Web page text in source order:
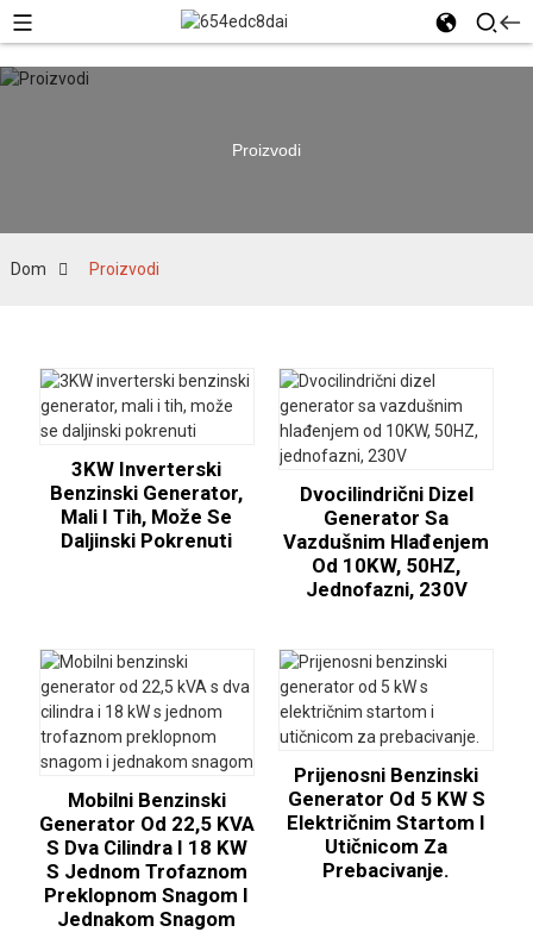
Proizvodi
Dom Proizvodi
3KW Inverterski
Benzinski Generator,
Mali I Tih, Može Se
Daljinski Pokrenuti
Dvocilindrični Dizel
Generator Sa
Vazdušnim Hlađenjem
Od 10KW, 50HZ,
Jednofazni, 230V
Mobilni Benzinski
Generator Od 22,5 KVA
S Dva Cilindra I 18 KW
S Jednom Trofaznom
Preklopnom Snagom I
Jednakom Snagom
Prijenosni Benzinski
Generator Od 5 KW S
Električnim Startom I
Utičnicom Za
Prebacivanje.